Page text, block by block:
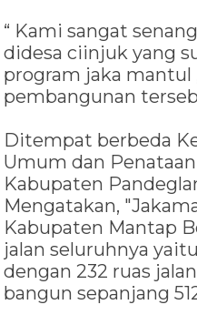
“ Kami sangat
didesa ciinjuk yang
program jaka mantul
pembangunan
Ditempat berbeda
Umum dan
Kabupaten
Mengatakan,
Kabupaten Mantap
jalan seluruhnya
dengan 232 ruas
bangun sepanjang